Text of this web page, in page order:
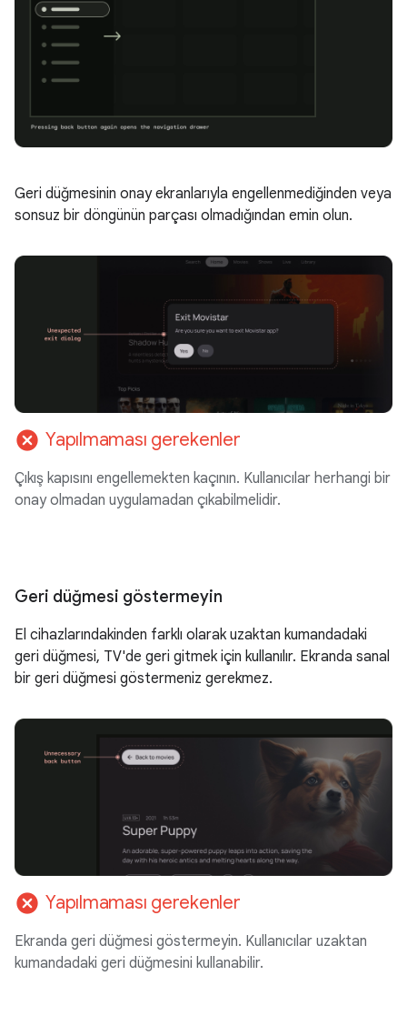
Geri düğmesinin onay ekranlarıyla engellenmediğinden veya
sonsuz bir döngünün parçası olmadığından emin olun.
cancel Yapılmaması gerekenler
Çıkış kapısını engellemekten kaçının. Kullanıcılar herhangi bir
onay olmadan uygulamadan çıkabilmelidir.
Geri düğmesi göstermeyin
El cihazlarındakinden farklı olarak uzaktan kumandadaki
geri düğmesi, TV'de geri gitmek için kullanılır. Ekranda sanal
bir geri düğmesi göstermeniz gerekmez.
cancel Yapılmaması gerekenler
Ekranda geri düğmesi göstermeyin. Kullanıcılar uzaktan
kumandadaki geri düğmesini kullanabilir.